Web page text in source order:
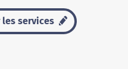
services